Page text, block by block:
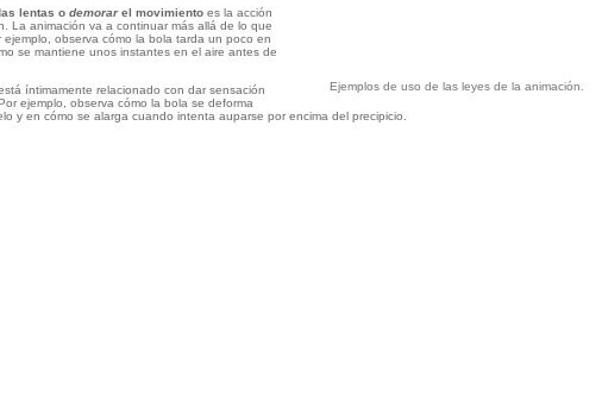
Ejemplos de uso de las leyes de la animación.
lentas o demorarel movimiento es la acción
La animación va a continuar más allá de lo que
ejemplo, observa cómo la bola tarda un poco en
se mantiene unos instantes en el aire antes de
íntimamente relacionado con dar sensación
ejemplo, observa cómo la bola se deforma
y en cómo se alarga cuando intenta auparse por encima del precipicio.